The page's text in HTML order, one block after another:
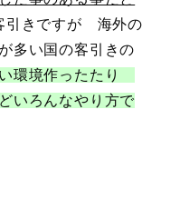
引きですが 海外の
多い国の客引きの
環境作ったたり
いろんなやり方で